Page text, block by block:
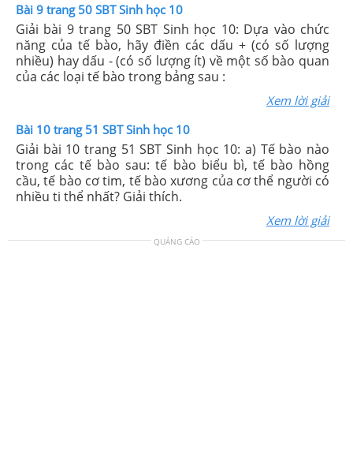
Bài 9 trang 50 SBT Sinh học 10
Giải bài 9 trang 50 SBT Sinh học 10: Dựa vào chức
năng của tế bào, hãy điền các dấu + (có số lượng
nhiều) hay dấu - (có số lượng ít) về một số bào quan
của các loại tế bào trong bảng sau :
Xem lời giải
Bài 10 trang 51 SBT Sinh học 10
Giải bài 10 trang 51 SBT Sinh học 10: a) Tế bào nào
trong các tế bào sau: tế bào biểu bì, tế bào hồng
cầu, tế bào cơ tim, tế bào xương của cơ thể người có
nhiều ti thể nhất? Giải thích.
Xem lời giải
QUẢNG CÁO